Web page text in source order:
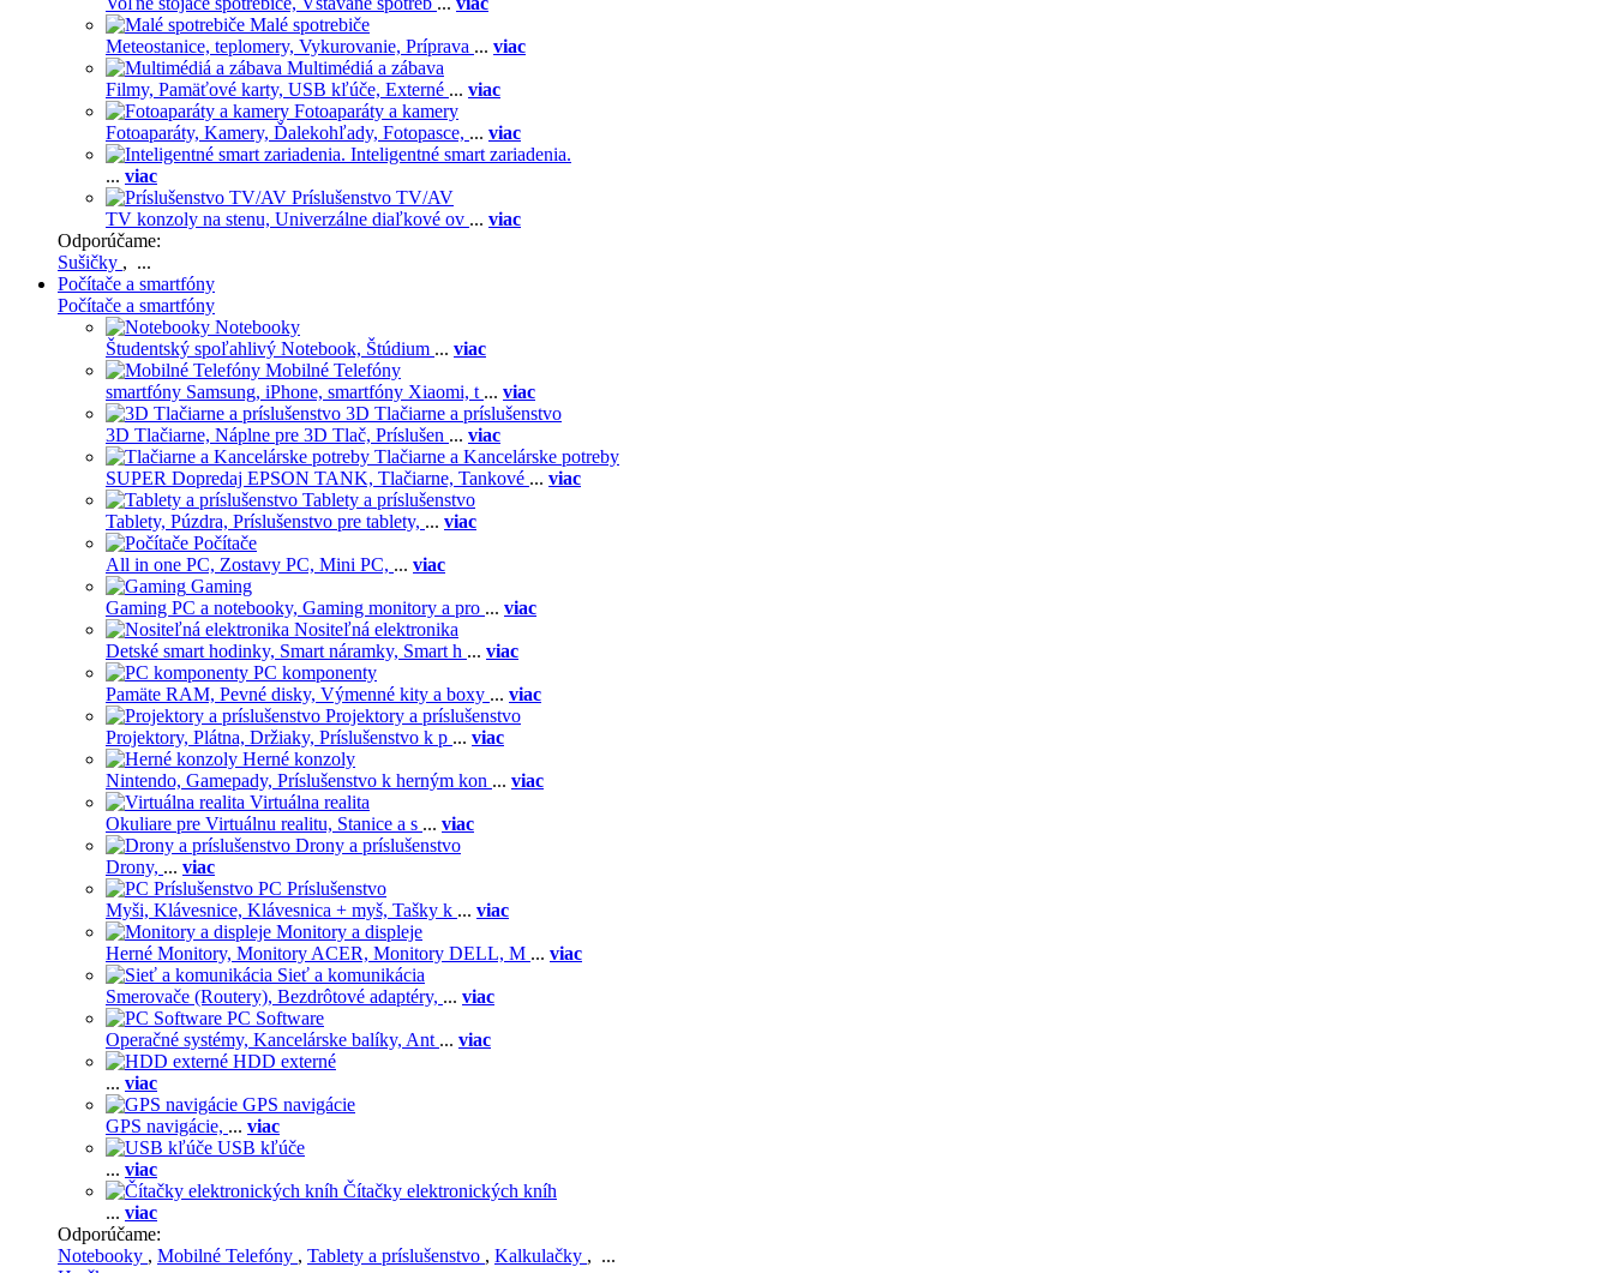
Malé spotrebiče
Meteostanice, teplomery, Vykurovanie, Príprava ... viac
Multimédiá a zábava
Filmy, Pamäťové karty, USB kľúče, Externé ... viac
Fotoaparáty a kamery
Fotoaparáty, Kamery, Ďalekohľady, Fotopasce, ... viac
Inteligentné smart zariadenia.
... viac
Príslušenstvo TV/AV
TV konzoly na stenu, Univerzálne diaľkové ov ... viac
Odporúčame:
Sušičky , ...
Počítače a smartfóny
Počítače a smartfóny
Notebooky
Študentský spoľahlivý Notebook, Štúdium ... viac
Mobilné Telefóny
smartfóny Samsung, iPhone, smartfóny Xiaomi, t ... viac
3D Tlačiarne a príslušenstvo
3D Tlačiarne, Náplne pre 3D Tlač, Príslušen ... viac
Tlačiarne a Kancelárske potreby
SUPER Dopredaj EPSON TANK, Tlačiarne, Tankové ... viac
Tablety a príslušenstvo
Tablety, Púzdra, Príslušenstvo pre tablety, ... viac
Počítače
All in one PC, Zostavy PC, Mini PC, ... viac
Gaming
Gaming PC a notebooky, Gaming monitory a pro ... viac
Nositeľná elektronika
Detské smart hodinky, Smart náramky, Smart h ... viac
PC komponenty
Pamäte RAM, Pevné disky, Výmenné kity a boxy ... viac
Projektory a príslušenstvo
Projektory, Plátna, Držiaky, Príslušenstvo k p ... viac
Herné konzoly
Nintendo, Gamepady, Príslušenstvo k herným kon ... viac
Virtuálna realita
Okuliare pre Virtuálnu realitu, Stanice a s ... viac
Drony a príslušenstvo
Drony, ... viac
PC Príslušenstvo
Myši, Klávesnice, Klávesnica + myš, Tašky k ... viac
Monitory a displeje
Herné Monitory, Monitory ACER, Monitory DELL, M ... viac
Sieť a komunikácia
Smerovače (Routery), Bezdrôtové adaptéry, ... viac
PC Software
Operačné systémy, Kancelárske balíky, Ant ... viac
HDD externé
... viac
GPS navigácie
GPS navigácie, ... viac
USB kľúče
... viac
Čítačky elektronických kníh
... viac
Odporúčame:
Notebooky , Mobilné Telefóny , Tablety a príslušenstvo , Kalkulačky , ...